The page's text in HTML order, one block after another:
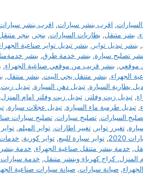
, اقرب بنشر سيارات, اقرب بنشر
, بشر متنقل, بطاريات السيارات, بنجر , بنجر
, بنشر تبديل تواير , بنشر تبديل تواير صناعية
تصليح سيارة, بنشر خدمة طرق, بنشر
موقعي, بنشر قريب من موقعي صناعية الجهراء,
الجهراء, بنشر متنقل يجي البيت, بنشر منتقل,
بطارية السيارة, تبديل دهن السيارة, تبديل زيت,
, تبديل زيت وفلتر , تبديل زيت وفلتر امام المنزل,
, تبديل طرمبة ماء السيارة, تبديل عجلات سيارة,
السيارات, تصليح سيارات, تصليح سيارات
, تغيرر تواير , تغيير اطارات, تواير الميلم,
2020
, تواير سيارة للبيع, تواير كورية,
, خدمة بنشر متنقل صناعية الجهراء, خدمة
المنزل. كراج كهرباء وبنشر متنقل, خدمة سيارات
, صيانة سيارات, صيانة سيارات صناعية